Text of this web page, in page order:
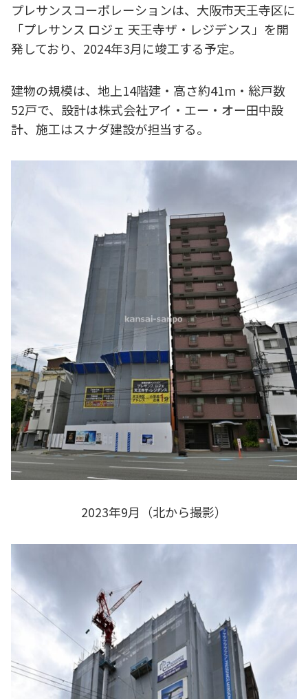
プレサンスコーポレーションは、大阪市天王寺区に
「プレサンス ロジェ 天王寺ザ・レジデンス」を開
発しており、2024年3月に竣工する予定。
建物の規模は、地上14階建・高さ約41m・総戸数
52戸で、設計は株式会社アイ・エー・オー田中設
計、施工はスナダ建設が担当する。
2023年9月（北から撮影）